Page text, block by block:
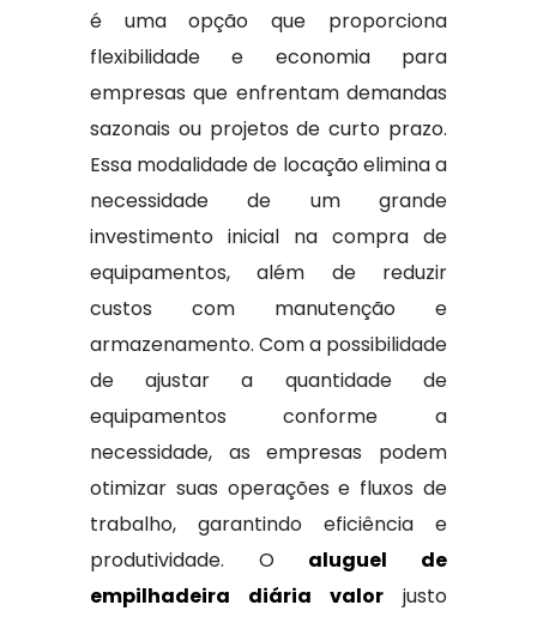
é uma opção que proporciona
flexibilidade e economia para
empresas que enfrentam demandas
sazonais ou projetos de curto prazo.
Essa modalidade de locação elimina a
necessidade de um grande
investimento inicial na compra de
equipamentos, além de reduzir
custos com manutenção e
armazenamento. Com a possibilidade
de ajustar a quantidade de
equipamentos conforme a
necessidade, as empresas podem
otimizar suas operações e fluxos de
trabalho, garantindo eficiência e
produtividade. O aluguel de
empilhadeira diária valor justo